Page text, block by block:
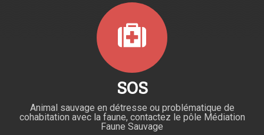
SOS
Animal sauvage en détresse ou problématique de
cohabitation avec la faune, contactez le pôle Médiation
Faune Sauvage